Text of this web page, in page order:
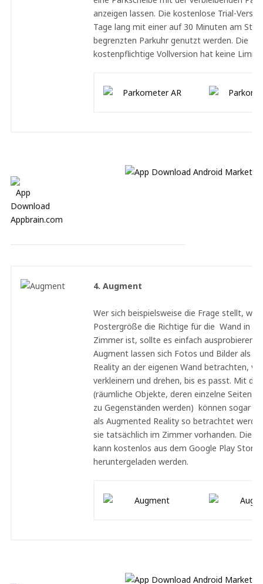
anzeigen lassen. Die kostenlose Trial-
Tage lang mit einer auf 30 Minuten am
begrenzten Parkuhr genutzt werden. Die
kostenpflichtige Vollversion hat keine
4. Augment
Wer sich beispielsweise die Frage stellt,
Postergröße die Richtige für die Wand in
Zimmer ist, sollte es einfach ausprobieren.
Augment lassen sich Fotos und Bilder als
Reality an der eigenen Wand betrachten,
verkleinern und drehen, bis es passt. Mit
(räumliche Objekte, deren einzelne Seiten
zu Gegenständen werden) können sogar
als Augmented Reality so betrachtet
sie tatsächlich im Zimmer vorhanden. Die
kann kostenlos aus dem Google Play Store
heruntergeladen werden.